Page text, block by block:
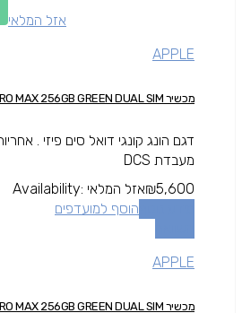
אזל המלאי
APPLE
מכשיר IPHONE 13 PRO MAX 256GB GREEN DUAL SIM
דגם הונג קונגי דואל סים פיזי .
מעבדת DCS
₪5,600
Availability: אזל המלאי
הוסף למועדפים
APPLE
מכשיר IPHONE 13 PRO MAX 256GB GREEN DUAL SIM